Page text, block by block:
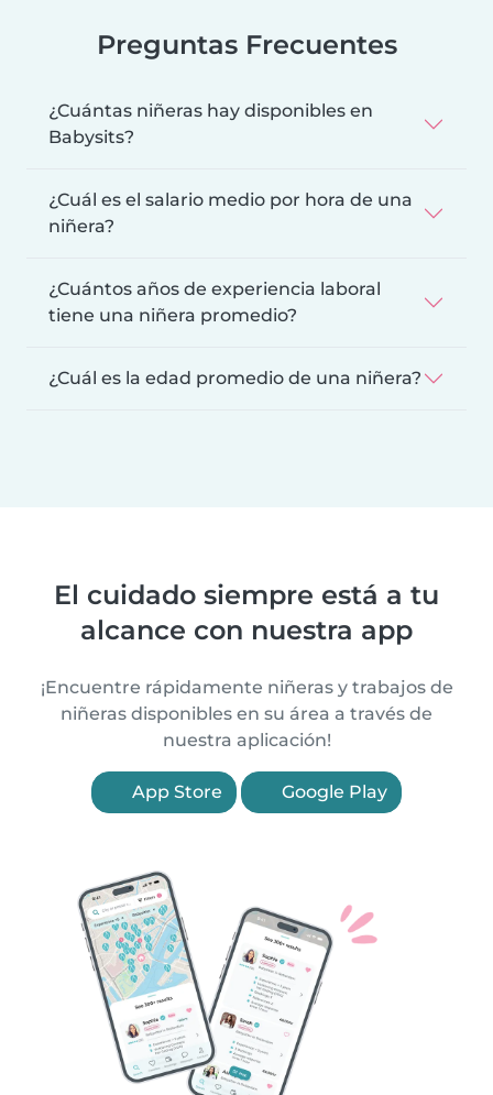
Preguntas Frecuentes
¿Cuántas niñeras hay disponibles en
Babysits?
¿Cuál es el salario medio por hora de una
niñera?
¿Cuántos años de experiencia laboral
tiene una niñera promedio?
¿Cuál es la edad promedio de una niñera?
El cuidado siempre está a tu
alcance con nuestra app
¡Encuentre rápidamente niñeras y trabajos de
niñeras disponibles en su área a través de
nuestra aplicación!
App Store Google Play